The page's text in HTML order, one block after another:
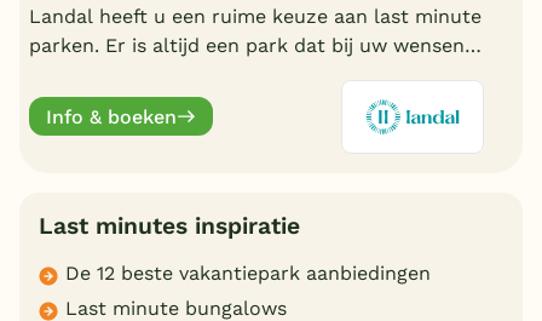
Landal heeft u een ruime keuze aan last minute
parken. Er is altijd een park dat bij uw wensen
online.
Info & boeken
Last minutes inspiratie
De 12 beste vakantiepark aanbiedingen
Last minute bungalows